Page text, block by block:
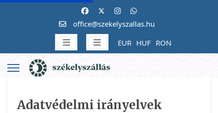
office@szekelyszallas.hu
EUR HUF RON
Adatvédelmi irányelvek